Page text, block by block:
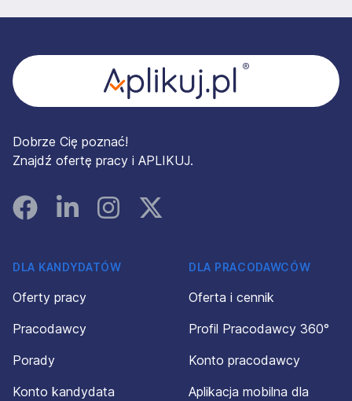
Dobrze Cię poznać!
Znajdź ofertę pracy i APLIKUJ.
FacebookLinked InInstagramInstagram
DLA KANDYDATÓW
Oferty pracy
Pracodawcy
Porady
Konto kandydata
DLA PRACODAWCÓW
Oferta i cennik
Profil Pracodawcy 360°
Konto pracodawcy
Aplikacja mobilna dla